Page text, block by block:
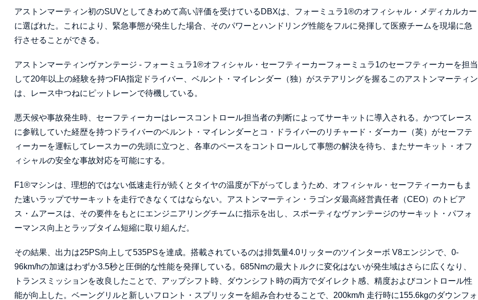
アストンマーティン初のSUVとしてきわめて高い評価を受けているDBXは、フォーミュラ1®のオフィシャル・メディカルカー
に選ばれた。これにより、緊急事態が発生した場合、そのパワーとハンドリング性能をフルに発揮して医療チームを現場に急
行させることができる。
アストンマーティンヴァンテージ - フォーミュラ1®オフィシャル・セーフティーカーフォーミュラ1のセーフティーカーを担当
して20年以上の経験を持つFIA指定ドライバー、ベルント・マイレンダー（独）がステアリングを握るこのアストンマーティン
は、レース中つねにピットレーンで待機している。
悪天候や事故発生時、セーフティーカーはレースコントロール担当者の判断によってサーキットに導入される。かつてレース
に参戦していた経歴を持つドライバーのベルント・マイレンダーとコ・ドライバーのリチャード・ダーカー（英）がセーフテ
ィーカーを運転してレースカーの先頭に立つと、各車のペースをコントロールして事態の解決を待ち、またサーキット・オフ
ィシャルの安全な事故対応を可能にする。
F1®マシンは、理想的ではない低速走行が続くとタイヤの温度が下がってしまうため、オフィシャル・セーフティーカーもま
た速いラップでサーキットを走行できなくてはならない。アストンマーティン・ラゴンダ最高経営責任者（CEO）のトビア
ス・ムアースは、その要件をもとにエンジニアリングチームに指示を出し、スポーティなヴァンテージのサーキット・パフォ
ーマンス向上とラップタイム短縮に取り組んだ。
その結果、出力は25PS向上して535PSを達成。搭載されているのは排気量4.0リッターのツインターボ V8エンジンで、0-
96km/hの加速はわずか3.5秒と圧倒的な性能を発揮している。685Nmの最大トルクに変化はないが発生域はさらに広くなり、
トランスミッションを改良したことで、アップシフト時、ダウンシフト時の両方でダイレクト感、精度およびコントロール性
能が向上した。ベーングリルと新しいフロント・スプリッターを組み合わせることで、200km/h 走行時に155.6kgのダウンフォ